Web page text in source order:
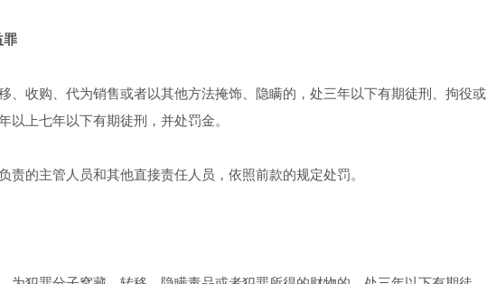
罪
、收购、代为销售或者以其他方法掩饰、隐瞒的，处三年以下有期徒刑、拘役或
以上七年以下有期徒刑，并处罚金。
的主管人员和其他直接责任人员，依照前款的规定处罚。